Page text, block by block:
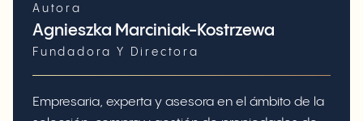
Autora
Agnieszka Marciniak-Kostrzewa
Fundadora Y Directora
Empresaria, experta y asesora en el ámbito de la